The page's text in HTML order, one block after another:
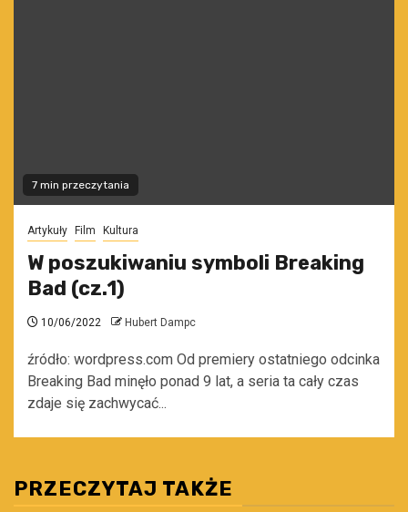
7 min przeczytania
Artykuły Film Kultura
W poszukiwaniu symboli Breaking
Bad (cz.1)
10/06/2022 Hubert Dampc
źródło: wordpress.com Od premiery ostatniego odcinka
Breaking Bad minęło ponad 9 lat, a seria ta cały czas
zdaje się zachwycać...
PRZECZYTAJ TAKŻE